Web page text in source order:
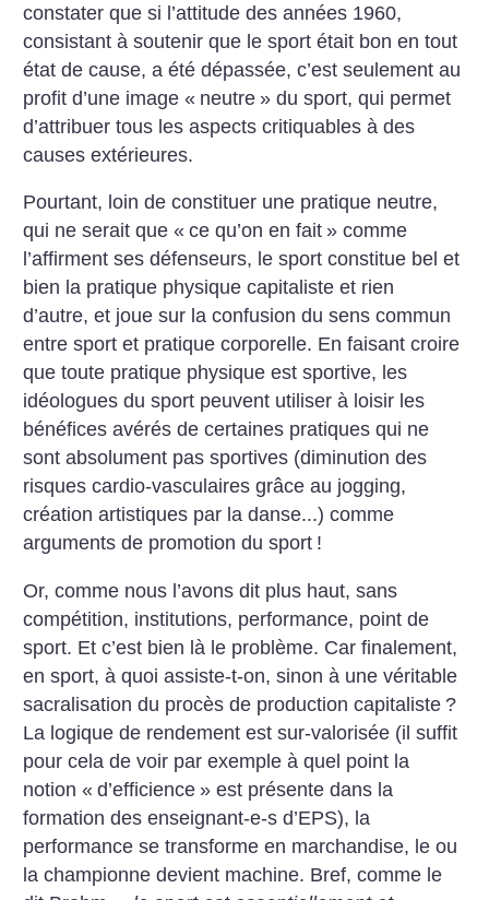
constater que si l’attitude des années 1960,
consistant à soutenir que le sport était bon en tout
état de cause, a été dépassée, c’est seulement au
profit d’une image « neutre » du sport, qui permet
d’attribuer tous les aspects critiquables à des
causes extérieures.
Pourtant, loin de constituer une pratique neutre,
qui ne serait que « ce qu’on en fait » comme
l’affirment ses défenseurs, le sport constitue bel et
bien la pratique physique capitaliste et rien
d’autre, et joue sur la confusion du sens commun
entre sport et pratique corporelle. En faisant croire
que toute pratique physique est sportive, les
idéologues du sport peuvent utiliser à loisir les
bénéfices avérés de certaines pratiques qui ne
sont absolument pas sportives (diminution des
risques cardio-vasculaires grâce au jogging,
création artistiques par la danse...) comme
arguments de promotion du sport !
Or, comme nous l’avons dit plus haut, sans
compétition, institutions, performance, point de
sport. Et c’est bien là le problème. Car finalement,
en sport, à quoi assiste-t-on, sinon à une véritable
sacralisation du procès de production capitaliste ?
La logique de rendement est sur-valorisée (il suffit
pour cela de voir par exemple à quel point la
notion « d’efficience » est présente dans la
formation des enseignant-e-s d’EPS), la
performance se transforme en marchandise, le ou
la championne devient machine. Bref, comme le